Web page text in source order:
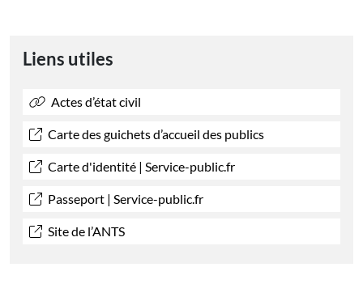
Liens utiles
Actes d’état civil
Carte des guichets d’accueil des publics
Carte d'identité | Service-public.fr
Passeport | Service-public.fr
Site de l’ANTS